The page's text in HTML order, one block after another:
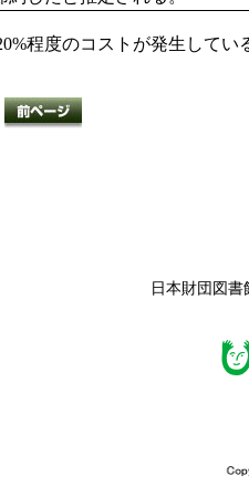
程度のコストが発生して
日本財団図書